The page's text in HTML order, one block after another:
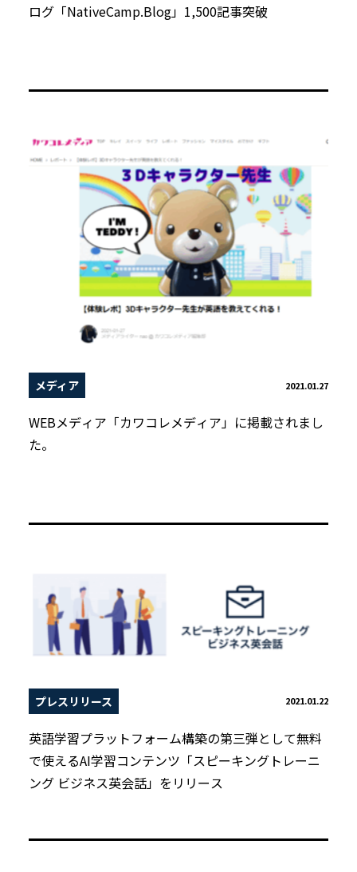
ログ「NativeCamp.Blog」1,500記事突破
メディア 2021.01.27
WEBメディア「カワコレメディア」に掲載されまし
た。
プレスリリース 2021.01.22
英語学習プラットフォーム構築の第三弾として無料
で使えるAI学習コンテンツ「スピーキングトレーニ
ング ビジネス英会話」をリリース